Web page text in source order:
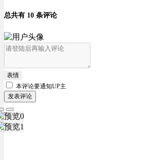
总共有 10 条评论
表情
本评论要通知UP主
发表评论